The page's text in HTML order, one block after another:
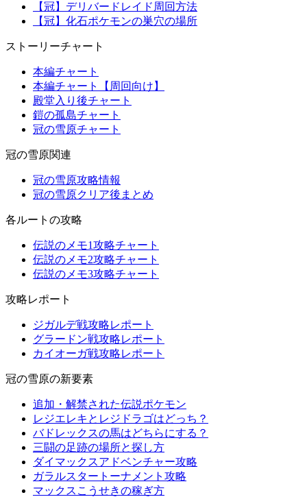
【冠】デリバードレイド周回方法
【冠】化石ポケモンの巣穴の場所
ストーリーチャート
本編チャート
本編チャート【周回向け】
殿堂入り後チャート
鎧の孤島チャート
冠の雪原チャート
冠の雪原関連
冠の雪原攻略情報
冠の雪原クリア後まとめ
各ルートの攻略
伝説のメモ1攻略チャート
伝説のメモ2攻略チャート
伝説のメモ3攻略チャート
攻略レポート
ジガルデ戦攻略レポート
グラードン戦攻略レポート
カイオーガ戦攻略レポート
冠の雪原の新要素
追加・解禁された伝説ポケモン
レジエレキとレジドラゴはどっち？
バドレックスの馬はどちらにする？
三闘の足跡の場所と探し方
ダイマックスアドベンチャー攻略
ガラルスタートーナメント攻略
マックスこうせきの稼ぎ方